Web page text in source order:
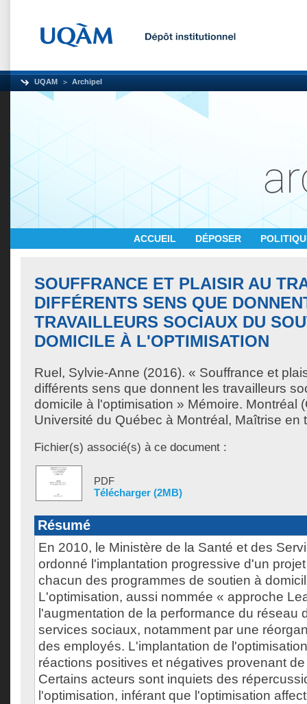
UQAM Archipel
ACCUEIL DÉPOSER
SOUFFRANCE ET PLAISIR AU
DIFFÉRENTS SENS QUE
TRAVAILLEURS SOCIAUX DU
DOMICILE À L'OPTIMISATION
Ruel, Sylvie-Anne (2016). « Souffrance et
différents sens que donnent les travailleurs
domicile à l'optimisation » Mémoire. Montréal
Université du Québec à Montréal, Maîtrise en
Fichier(s) associé(s) à ce document :
PDF
Télécharger (2MB)
Résumé
En 2010, le Ministère de la Santé et des
ordonné l'implantation progressive d'un
chacun des programmes de soutien à
L'optimisation, aussi nommée « approche
l'augmentation de la performance du réseau
services sociaux, notamment par une
des employés. L'implantation de
réactions positives et négatives provenant
Certains acteurs sont inquiets des
l'optimisation, inférant que l'optimisation